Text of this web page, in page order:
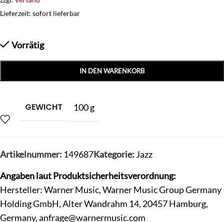
Lieferzeit: sofort lieferbar
Vorrätig
IN DEN WARENKORB
GEWICHT 100 g
Artikelnummer: 149687Kategorie: Jazz
Angaben laut Produktsicherheitsverordnung:
Hersteller: Warner Music, Warner Music Group Germany
Holding GmbH, Alter Wandrahm 14, 20457 Hamburg,
Germany,anfrage@warnermusic.com